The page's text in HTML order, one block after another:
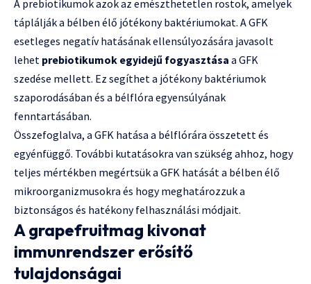
A prebiotikumok azok az emészthetetlen rostok, amelyek
táplálják a bélben élő jótékony baktériumokat. A GFK
esetleges negatív hatásának ellensúlyozására javasolt
lehet prebiotikumok egyidejű fogyasztása a GFK
szedése mellett. Ez segíthet a jótékony baktériumok
szaporodásában és a bélflóra egyensúlyának
fenntartásában.
Összefoglalva, a GFK hatása a bélflórára összetett és
egyénfüggő. További kutatásokra van szükség ahhoz, hogy
teljes mértékben megértsük a GFK hatását a bélben élő
mikroorganizmusokra és hogy meghatározzuk a
biztonságos és hatékony felhasználási módjait.
A grapefruitmag kivonat
immunrendszer erősítő
tulajdonságai